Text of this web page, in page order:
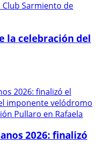
la celebración del
2026: finalizó